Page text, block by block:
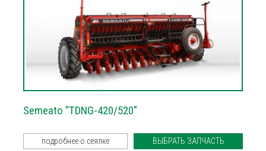
Semeato "TDNG-420/520"
подробнее о сеялке ВЫБРАТЬ ЗАПЧАСТЬ